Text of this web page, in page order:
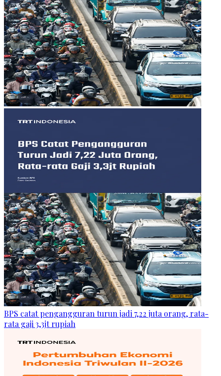
BPS catat pengangguran turun jadi 7,22 juta orang, rata-
rata gaji 3,3jt rupiah